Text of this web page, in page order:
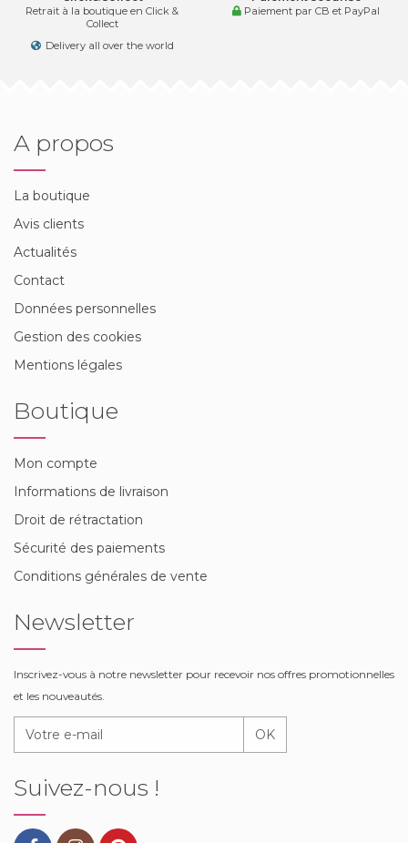
Retrait à la boutique en Click &
Collect
Delivery all over the world
Paiement par CB et PayPal
A propos
La boutique
Avis clients
Actualités
Contact
Données personnelles
Gestion des cookies
Mentions légales
Boutique
Mon compte
Informations de livraison
Droit de rétractation
Sécurité des paiements
Conditions générales de vente
Newsletter
Inscrivez-vous à notre newsletter pour recevoir nos offres promotionnelles
et les nouveautés.
OK
Suivez-nous !